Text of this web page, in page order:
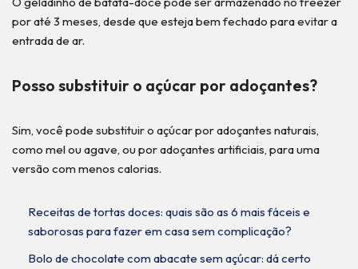
por até 3 meses, desde que esteja bem fechado para evitar a
entrada de ar.
Posso substituir o açúcar por adoçantes?
Sim, você pode substituir o açúcar por adoçantes naturais,
como mel ou agave, ou por adoçantes artificiais, para uma
versão com menos calorias.
Receitas de tortas doces: quais são as 6 mais fáceis e
saborosas para fazer em casa sem complicação?
Bolo de chocolate com abacate sem açúcar: dá certo